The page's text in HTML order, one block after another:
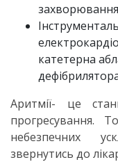
катетерна
Аритмії- це
прогресування.
небезпечних
звернутись до